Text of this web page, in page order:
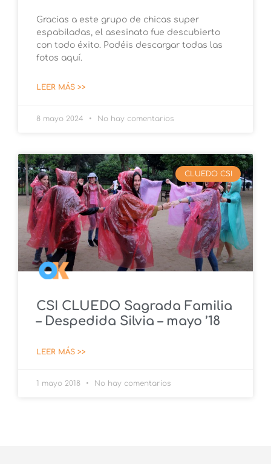
Gracias a este grupo de chicas super
espabiladas, el asesinato fue descubierto
con todo éxito. Podéis descargar todas las
fotos aquí.
LEER MÁS >>
8 mayo 2024 No hay comentarios
CLUEDO CSI
CSI CLUEDO Sagrada Familia
– Despedida Silvia – mayo ’18
LEER MÁS >>
1 mayo 2018 No hay comentarios